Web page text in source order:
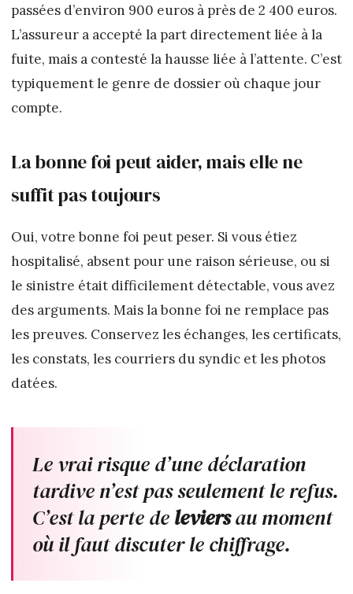
passées d’environ 900 euros à près de 2 400 euros.
L’assureur a accepté la part directement liée à la
fuite, mais a contesté la hausse liée à l’attente. C’est
typiquement le genre de dossier où chaque jour
compte.
La bonne foi peut aider, mais elle ne
suffit pas toujours
Oui, votre bonne foi peut peser. Si vous étiez
hospitalisé, absent pour une raison sérieuse, ou si
le sinistre était difficilement détectable, vous avez
des arguments. Mais la bonne foi ne remplace pas
les preuves. Conservez les échanges, les certificats,
les constats, les courriers du syndic et les photos
datées.
Le vrai risque d’une déclaration
tardive n’est pas seulement le refus.
C’est la perte deleviersau moment
où il faut discuter le chiffrage.